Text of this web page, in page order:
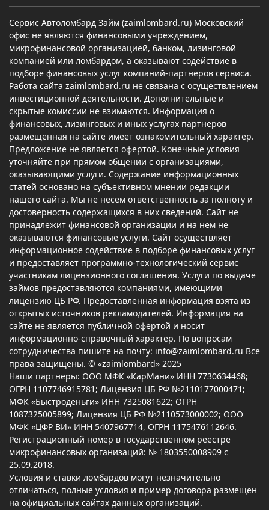
Сервис Автоломбард Займ (zaimlombard.ru) Московский
офис не являются финансовыми учреждением,
микрофинансовой организацией, банком, лизинговой
компанией или ломбардом, а оказывают содействие в
подборе финансовых услуг компаний-партнеров сервиса.
Работа сайта zaimlombard.ru не связана с осуществлением
инвестиционной деятельности. Дополнительные и
скрытые комиссии не взимаются. Информация о
финансовых, лизинговых и иных услугах партнеров
размещенная на сайте имеет ознакомительный характер.
Предложение не является офертой. Конечные условия
уточняйте при прямом общении с организациями,
оказывающими услуги. Содержание информационных
статей основано на субъективном мнении редакции
нашего сайта. Мы не несем ответственность за полноту и
достоверность содержащихся в них сведений. Сайт не
принадлежит финансовой организации и на нем не
оказываются финансовые услуги. Сайт осуществляет
информационное содействие в подборе финансовых услуг
и предоставляет программно-технологический сервис
участникам лицензионного соглашения. Услуги по выдаче
займов предоставляются компаниями, имеющими
лицензию ЦБ РФ. Предоставленная информация взята из
открытых источников рекламодателей. Информация на
сайте не является публичной офертой и носит
информационно-справочный характер. По вопросам
сотрудничества пишите на почту: info@zaimlombard.ru Все
права защищены. © «zaimlombard» 2025
Наши партнеры: ООО МФК «КарМани» ИНН 7730634468;
ОГРН 1107746915781; Лицензия ЦБ РФ №2110177000471;
МФК «Быстроденьги» ИНН 7325081622; ОГРН
1087325005899; Лицензия ЦБ РФ №2110573000002; ООО
МФК «ЦФР ВИ» ИНН 5407967714, ОГРН 1175476112646.
Регистрационный номер в государственном реестре
микрофинансовых организаций: № 1803550008909 с
25.09.2018.
Условия и ставки ломбардов могут незначительно
отличаться, полные условия и пример договора размещен
на официальных сайтах данных организаций.